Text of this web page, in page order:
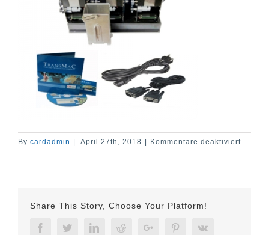
By cardadmin | April 27th, 2018 | Kommentare deaktiviert
KYT-
Share This Story, Choose Your Platform!
FacebookTwitter LinkedinReddit Google+Pinterest